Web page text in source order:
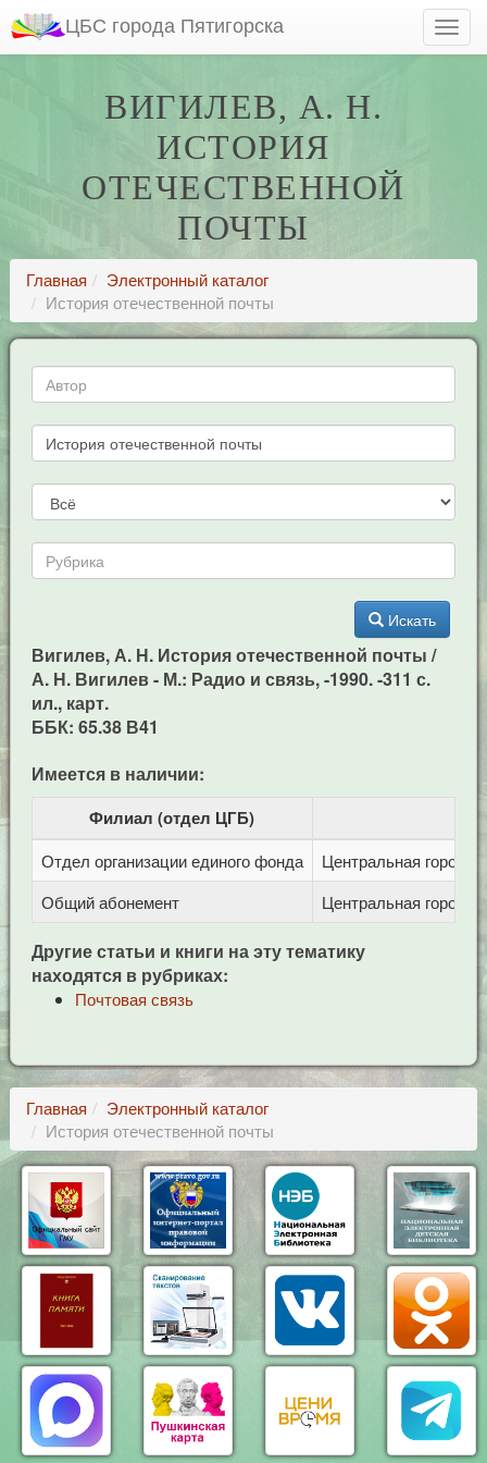
ЦБС города Пятигорска
ВИГИЛЕВ, А. Н.
ИСТОРИЯ
ОТЕЧЕСТВЕННОЙ
ПОЧТЫ
Главная
Электронный каталог
История отечественной почты
Искать
Вигилев, А. Н. История отечественной почты /
А. Н. Вигилев - М.: Радио и связь, -1990. -311 с.
ил., карт.
ББК: 65.38 В41
Имеется в наличии:
Филиал (отдел ЦГБ)
Отдел организации единого фонда
Центральная
Общий абонемент
Центральная
Другие статьи и книги на эту тематику
находятся в рубриках:
Почтовая связь
Главная
Электронный каталог
История отечественной почты